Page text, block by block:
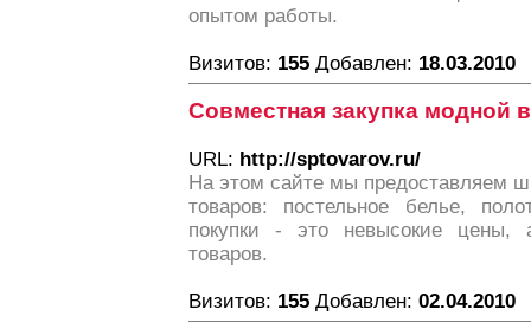
опытом работы.
Визитов: 155 Добавлен: 18.03.2010
Совместная закупка модной
URL: http://sptovarov.ru/
На этом сайте мы предоставляем
товаров: постельное белье,
покупки - это невысокие цены,
товаров.
Визитов: 155 Добавлен: 02.04.2010